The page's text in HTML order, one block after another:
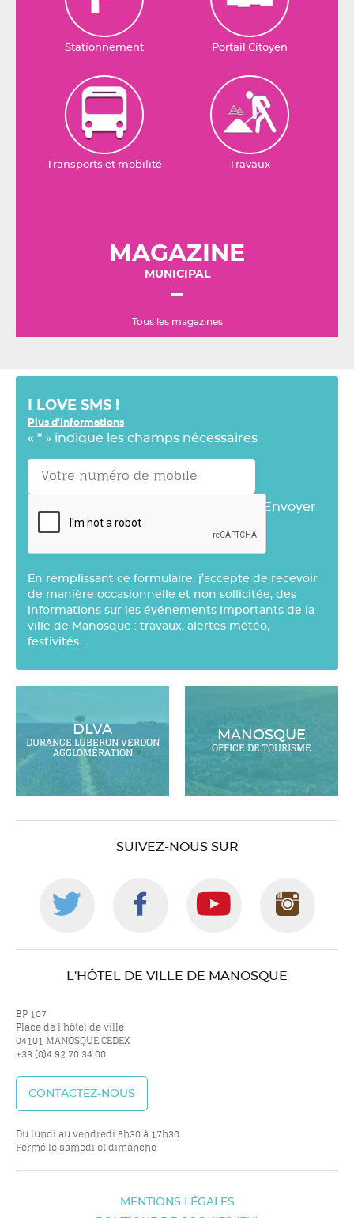
Stationnement Portail Citoyen
Transports et mobilité Travaux
MAGAZINE
MUNICIPAL
Tous les magazines
I LOVE SMS !
Plus d'informations
« * » indique les champs nécessaires
Envoyer
En remplissant ce formulaire, j’accepte de recevoir
de manière occasionnelle et non sollicitée, des
informations sur les événements importants de la
ville de Manosque : travaux, alertes météo,
festivités…
DLVA
DURANCE LUBERON VERDON
AGGLOMÉRATION
MANOSQUE
OFFICE DE TOURISME
SUIVEZ-NOUS SUR
Suivez-
nous
sur
twitter
Suivez-
nous
facebook
Suivez-
nous
L'HÔTEL DE VILLE DE MANOSQUE
BP 107
Place de l’hôtel de ville
04101 MANOSQUE CEDEX
+33 (0)4 92 70 34 00
CONTACTEZ-NOUS
Du lundi au vendredi 8h30 à 17h30
Fermé le samedi et dimanche
MENTIONS LÉGALES